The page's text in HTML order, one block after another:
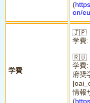
(
on/
学費
🇯🇵
学費:
🇷🇺
学費:
府奨
情報
(